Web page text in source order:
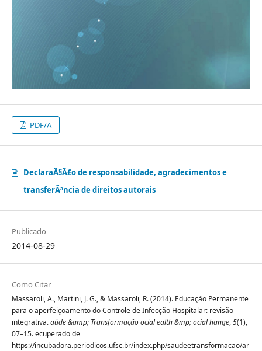
PDF/A
DeclaraÃ§Ã£o de responsabilidade, agradecimentos e
transferÃªncia de direitos autorais
Publicado
2014-08-29
Como Citar
Massaroli, A., Martini, J. G., & Massaroli, R. (2014). Educação Permanente
para o aperfeiçoamento do Controle de Infecção Hospitalar: revisão
integrativa.aúde &amp; Transformação ocial ealth &mp; ocial hange,5(1),
07–15. ecuperado de
https://incubadora.periodicos.ufsc.br/index.php/saudeetransformacao/ar